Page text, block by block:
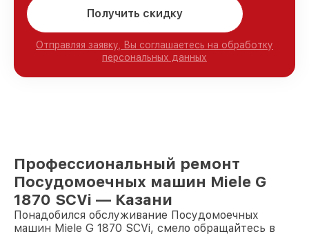
Получить скидку
Отправляя заявку, Вы соглашаетесь на обработку
персональных данных
Профессиональный ремонт
Посудомоечных машин Miele G
1870 SCVi — Казани
Понадобился обслуживание Посудомоечных
машин Miele G 1870 SCVi, смело обращайтесь в